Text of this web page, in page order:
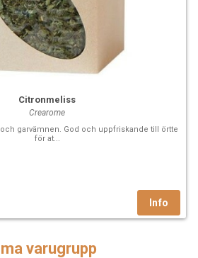
Citronmeliss
Crearome
garvämnen. God och uppfriskande till örtte
för at...
varugrupp